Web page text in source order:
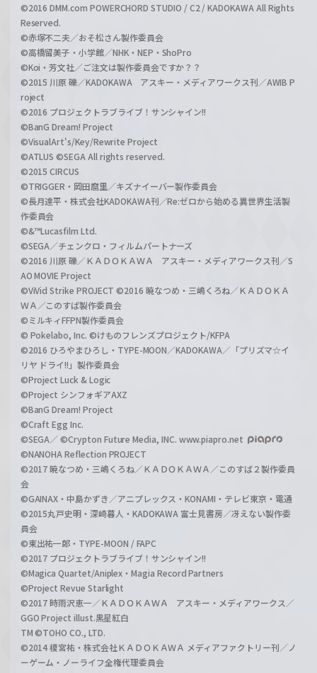
©2016 DMM.com POWERCHORD STUDIO / C2 / KADOKAWA All Rights
Reserved.
©赤塚不二夫／おそ松さん製作委員会
©高橋留美子・小学館／NHK・NEP・ShoPro
©Koi・芳文社／ご注文は製作委員会ですか？？
©2015 川原 礫／KADOKAWA アスキー・メディアワークス刊／AWIB P
roject
©2016 プロジェクトラブライブ！サンシャイン!!
©BanG Dream! Project
©VisualArt's/Key/Rewrite Project
©ATLUS ©SEGA All rights reserved.
©2015 CIRCUS
©TRIGGER・岡田麿里／キズナイーバー製作委員会
©長月達平・株式会社KADOKAWA刊／Re:ゼロから始める異世界生活製
作委員会
©&™Lucasfilm Ltd.
©SEGA／チェンクロ・フィルムパートナーズ
©2016 川原 礫／ＫＡＤＯＫＡＷＡ アスキー・メディアワークス刊／S
AO MOVIE Project
©ViVid Strike PROJECT ©2016 暁なつめ・三嶋くろね／ＫＡＤＯＫＡ
ＷＡ／このすば製作委員会
©ミルキィFFPN製作委員会
© Pokelabo, Inc. ©けものフレンズプロジェクト/KFPA
©2016 ひろやまひろし・TYPE-MOON／KADOKAWA／「プリズマ☆イ
リヤ ドライ!!」製作委員会
©Project Luck & Logic
©Project シンフォギアAXZ
©BanG Dream! Project
©Craft Egg Inc.
©SEGA／ ©Crypton Future Media, INC. www.piapro.net
©NANOHA Reflection PROJECT
©2017 暁なつめ・三嶋くろね／ＫＡＤＯＫＡＷＡ／このすば２製作委員
会
©GAINAX・中島かずき／アニプレックス・KONAMI・テレビ東京・電通
©2015丸戸史明・深崎暮人・KADOKAWA 富士見書房／冴えない製作委
員会
©東出祐一郎・TYPE-MOON / FAPC
©2017 プロジェクトラブライブ！サンシャイン!!
©Magica Quartet/Aniplex・Magia Record Partners
©Project Revue Starlight
©2017 時雨沢恵一／ＫＡＤＯＫＡＷＡ アスキー・メディアワークス／
GGO Project illust.黒星紅白
TM ©TOHO CO., LTD.
©2014 榎宮祐・株式会社ＫＡＤＯＫＡＷＡ メディアファクトリー刊／ノ
ーゲーム・ノーライフ全権代理委員会